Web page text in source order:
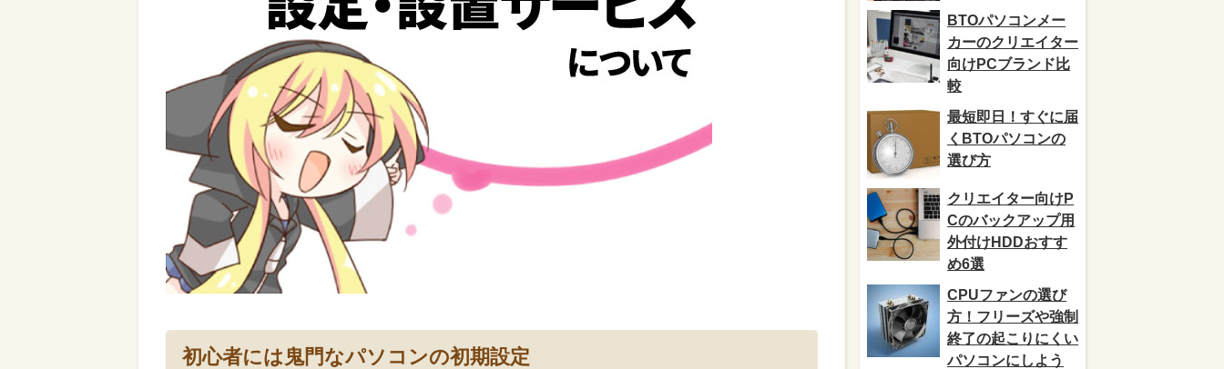
初心者には鬼門なパソコンの初期設定
BTOパソコンメー
カーのクリエイター
向けPCブランド比
較
最短即日！すぐに届
くBTOパソコンの
選び方
クリエイター向けP
Cのバックアップ用
外付けHDDおすす
め6選
CPUファンの選び
方！フリーズや強制
終了の起こりにくい
パソコンにしよう